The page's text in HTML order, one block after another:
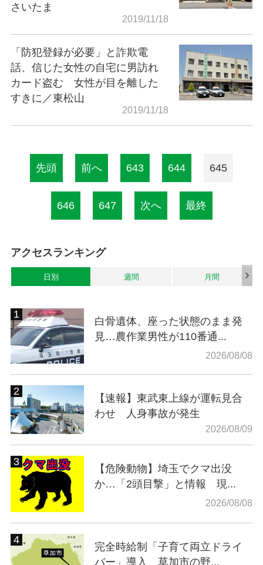
さいたま
2019/11/18
「防犯登録が必要」と詐欺電
話、信じた女性の自宅に男訪れ
カード盗む 女性が目を離した
すきに／東松山
2019/11/18
先頭 前へ 643 644 645
646 647 次へ 最終
アクセスランキング
日別 週間 月間
白骨遺体、座った状態のまま発
見…農作業男性が110番通...
2026/08/08
【速報】東武東上線が運転見合
わせ 人身事故が発生
2026/08/09
【危険動物】埼玉でクマ出没
か…「2頭目撃」と情報 現...
2026/08/08
完全時給制「子育て両立ドライ
バー」導入 草加市の野...